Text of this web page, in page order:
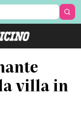
villa in